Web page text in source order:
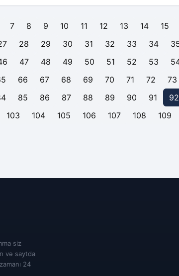
7 8 9 10 11 12 13 14 15
28 29 30 31 32 33 34
47 48 49 50 51 52 53
66 67 68 69 70 71 72 73
85 86 87 88 89 90 91 92
103 104 105 106 107 108 109
siz
və saytda
24